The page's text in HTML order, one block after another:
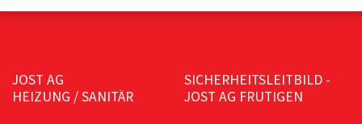
JOST AG
HEIZUNG / SANITÄR
SICHERHEITSLEITBILD -
JOST AG FRUTIGEN